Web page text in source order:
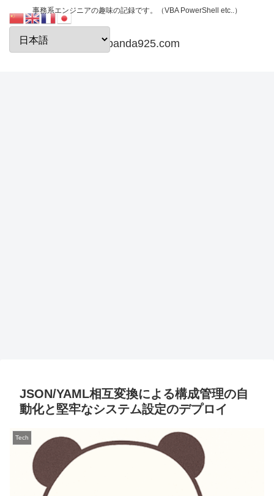
事務系エンジニアの趣味の記録です。（VBA PowerShell etc..）
papanda925.com
JSON/YAML相互変換による構成管理の自
動化と堅牢なシステム設定のデプロイ
Tech